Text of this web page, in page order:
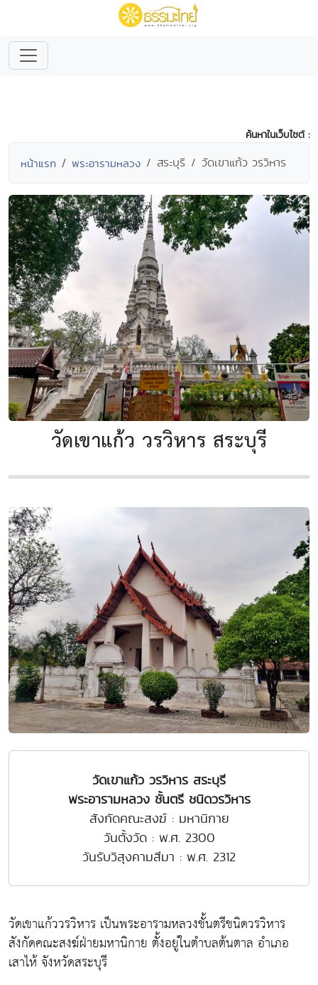
ค้นหาในเว็บไซต์ :
หน้าแรก พระอารามหลวง สระบุรี วัดเขาแก้ว วรวิหาร
วัดเขาแก้ว วรวิหาร สระบุรี
วัดเขาแก้ว วรวิหาร สระบุรี
พระอารามหลวง ชั้นตรี ชนิดวรวิหาร
สังกัดคณะสงฆ์ : มหานิกาย
วันตั้งวัด : พ.ศ. 2300
วันรับวิสุงคามสีมา : พ.ศ. 2312
วัดเขาแก้ววรวิหาร เป็นพระอารามหลวงชั้นตรีชนิดวรวิหาร
สังกัดคณะสงฆ์ฝ่ายมหานิกาย ตั้งอยู่ในตำบลต้นตาล อำเภอ
เสาไห้ จังหวัดสระบุรี